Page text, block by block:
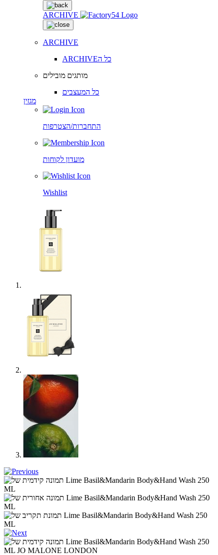
ARCHIVE
ARCHIVE
ARCHIVEכל ה
מותגים מובילים
כל המעצבים
מגזין
התחברות/הצטרפות
מועדון לקוחות
Wishlist